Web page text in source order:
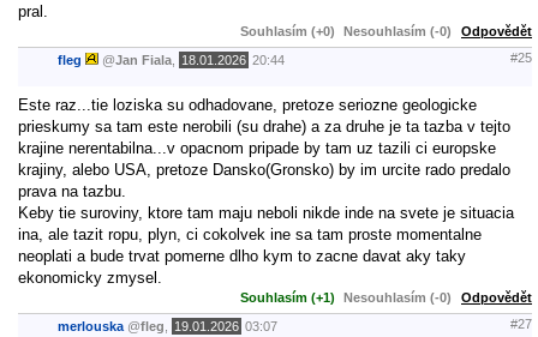
pral.
Souhlasím (+0) Nesouhlasím (-0) Odpovědět
fleg @Jan Fiala 18.01.2026 20:44 #25
Este raz...tie loziska su odhadovane, pretoze seriozne geologicke
prieskumy sa tam este nerobili (su drahe) a za druhe je ta tazba v tejto
krajine nerentabilna...v opacnom pripade by tam uz tazili ci europske
krajiny, alebo USA, pretoze Dansko(Gronsko) by im urcite rado predalo
prava na tazbu.
Keby tie suroviny, ktore tam maju neboli nikde inde na svete je situacia
ina, ale tazit ropu, plyn, ci cokolvek ine sa tam proste momentalne
neoplati a bude trvat pomerne dlho kym to zacne davat aky taky
ekonomicky zmysel.
Souhlasím (+1) Nesouhlasím (-0) Odpovědět
merlouska @fleg 19.01.2026 03:07 #27